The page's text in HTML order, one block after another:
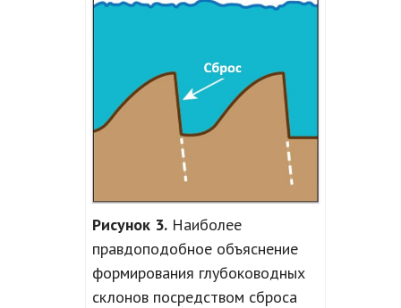
Рисунок 3. Наиболее
правдоподобное объяснение
формирования глубоководных
склонов посредством сброса